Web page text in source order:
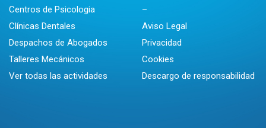
Centros de Psicologia
Clínicas Dentales
Despachos de Abogados
Talleres Mecánicos
Ver todas las actividades
–
Aviso Legal
Privacidad
Cookies
Descargo de responsabilidad